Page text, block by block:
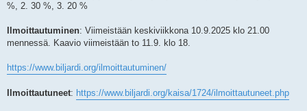
%, 2. 30 %, 3. 20 %
Ilmoittautuminen: Viimeistään keskiviikkona 10.9.2025 klo 21.00
mennessä. Kaavio viimeistään to 11.9. klo 18.
https://www.biljardi.org/ilmoittautuminen/
Ilmoittautuneet: https://www.biljardi.org/kaisa/1724/ilmoittautuneet.php